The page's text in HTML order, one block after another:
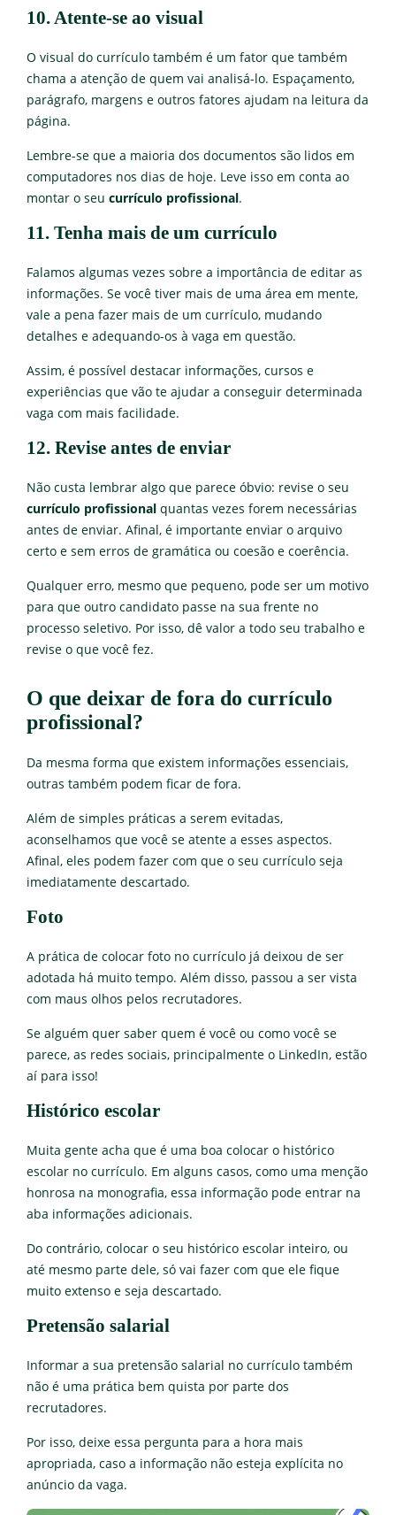
10. Atente-se ao visual
O visual do currículo também é um fator que também
chama a atenção de quem vai analisá-lo. Espaçamento,
parágrafo, margens e outros fatores ajudam na leitura da
página.
Lembre-se que a maioria dos documentos são lidos em
computadores nos dias de hoje. Leve isso em conta ao
montar o seu currículo profissional.
11. Tenha mais de um currículo
Falamos algumas vezes sobre a importância de editar as
informações. Se você tiver mais de uma área em mente,
vale a pena fazer mais de um currículo, mudando
detalhes e adequando-os à vaga em questão.
Assim, é possível destacar informações, cursos e
experiências que vão te ajudar a conseguir determinada
vaga com mais facilidade.
12. Revise antes de enviar
Não custa lembrar algo que parece óbvio: revise o seu
currículo profissional quantas vezes forem necessárias
antes de enviar. Afinal, é importante enviar o arquivo
certo e sem erros de gramática ou coesão e coerência.
Qualquer erro, mesmo que pequeno, pode ser um motivo
para que outro candidato passe na sua frente no
processo seletivo. Por isso, dê valor a todo seu trabalho e
revise o que você fez.
O que deixar de fora do currículo
profissional?
Da mesma forma que existem informações essenciais,
outras também podem ficar de fora.
Além de simples práticas a serem evitadas,
aconselhamos que você se atente a esses aspectos.
Afinal, eles podem fazer com que o seu currículo seja
imediatamente descartado.
Foto
A prática de colocar foto no currículo já deixou de ser
adotada há muito tempo. Além disso, passou a ser vista
com maus olhos pelos recrutadores.
Se alguém quer saber quem é você ou como você se
parece, as redes sociais, principalmente o LinkedIn, estão
aí para isso!
Histórico escolar
Muita gente acha que é uma boa colocar o histórico
escolar no currículo. Em alguns casos, como uma menção
honrosa na monografia, essa informação pode entrar na
aba informações adicionais.
Do contrário, colocar o seu histórico escolar inteiro, ou
até mesmo parte dele, só vai fazer com que ele fique
muito extenso e seja descartado.
Pretensão salarial
Informar a sua pretensão salarial no currículo também
não é uma prática bem quista por parte dos
recrutadores.
Por isso, deixe essa pergunta para a hora mais
apropriada, caso a informação não esteja explícita no
anúncio da vaga.